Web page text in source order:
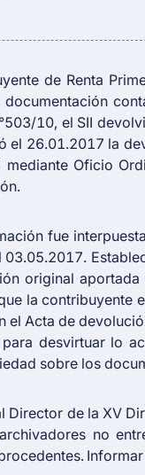
de Renta
10, el SII
el 26.01.2017 la
Oficio
fue
original
la contribuyente
el Acta de
desvirtuar lo
sobre los
Director de la XV
no